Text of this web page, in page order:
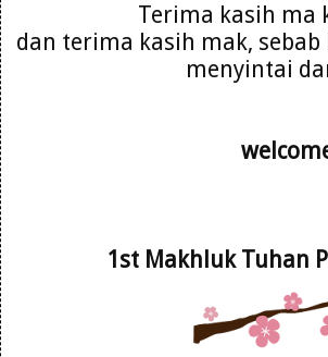
Terima kasih ma
dan terima kasih mak,
menyintai
1st Makhluk Tuhan